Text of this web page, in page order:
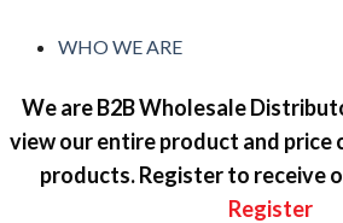
WHO WE ARE
We are B2B Wholesale
view our entire product and price
products. Register to receive
Register